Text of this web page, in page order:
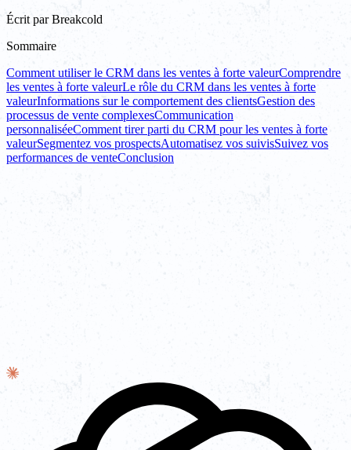
Écrit par Breakcold
Sommaire
Comment utiliser le CRM dans les ventes à forte valeurComprendre
les ventes à forte valeurLe rôle du CRM dans les ventes à forte
valeurInformations sur le comportement des clientsGestion des
processus de vente complexesCommunication
personnaliséeComment tirer parti du CRM pour les ventes à forte
valeurSegmentez vos prospectsAutomatisez vos suivisSuivez vos
performances de venteConclusion